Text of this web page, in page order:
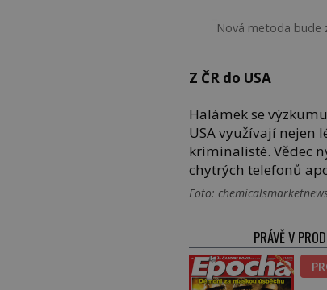
Nová metoda bude
Z ČR do USA
Halámek se
USA využívají nejen
kriminalisté. Vědec
chytrých telefonů
Foto:
PRÁVĚ V